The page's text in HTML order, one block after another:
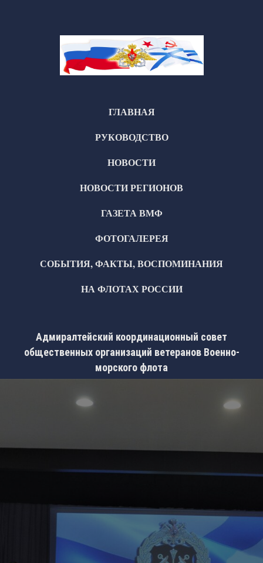
ГЛАВНАЯ
РУКОВОДСТВО
НОВОСТИ
НОВОСТИ РЕГИОНОВ
ГАЗЕТА ВМФ
ФОТОГАЛЕРЕЯ
СОБЫТИЯ, ФАКТЫ, ВОСПОМИНАНИЯ
НА ФЛОТАХ РОССИИ
Адмиралтейский координационный совет
общественных организаций ветеранов Военно-
морского флота